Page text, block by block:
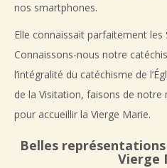
nos smartphones.
Elle connaissait parfaitement les
Connaissons-nous notre
l’intégralité du catéchisme de
de la Visitation, faisons de
pour accueillir la Vierge Marie.
Belles
Vierge